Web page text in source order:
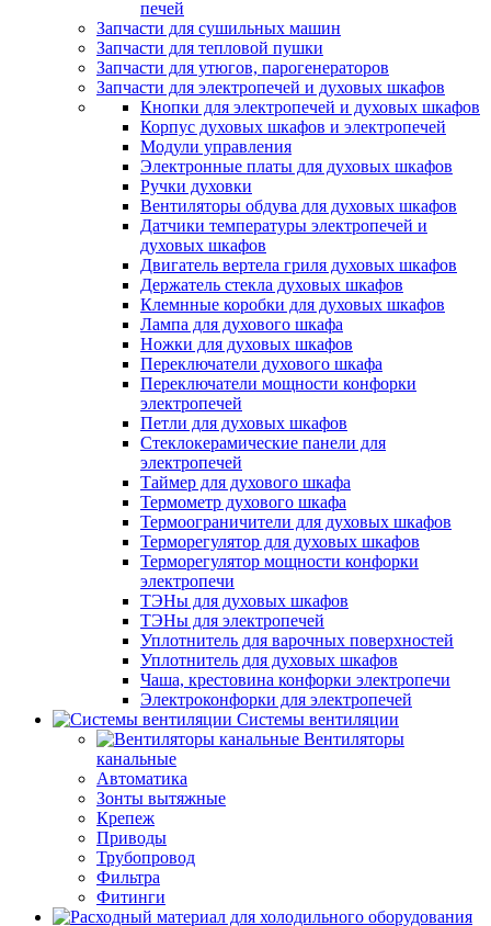
печей
Запчасти для сушильных машин
Запчасти для тепловой пушки
Запчасти для утюгов, парогенераторов
Запчасти для электропечей и духовых шкафов
Кнопки для электропечей и духовых шкафов
Корпус духовых шкафов и электропечей
Модули управления
Электронные платы для духовых шкафов
Ручки духовки
Вентиляторы обдува для духовых шкафов
Датчики температуры электропечей и
духовых шкафов
Двигатель вертела гриля духовых шкафов
Держатель стекла духовых шкафов
Клемнные коробки для духовых шкафов
Лампа для духового шкафа
Ножки для духовых шкафов
Переключатели духового шкафа
Переключатели мощности конфорки
электропечей
Петли для духовых шкафов
Стеклокерамические панели для
электропечей
Таймер для духового шкафа
Термометр духового шкафа
Термоограничители для духовых шкафов
Терморегулятор для духовых шкафов
Терморегулятор мощности конфорки
электропечи
ТЭНы для духовых шкафов
ТЭНы для электропечей
Уплотнитель для варочных поверхностей
Уплотнитель для духовых шкафов
Чаша, крестовина конфорки электропечи
Электроконфорки для электропечей
Системы вентиляции
Вентиляторы
канальные
Автоматика
Зонты вытяжные
Крепеж
Приводы
Трубопровод
Фильтра
Фитинги